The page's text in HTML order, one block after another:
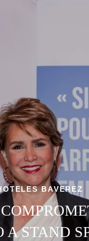
BAVEREZ
A STAND